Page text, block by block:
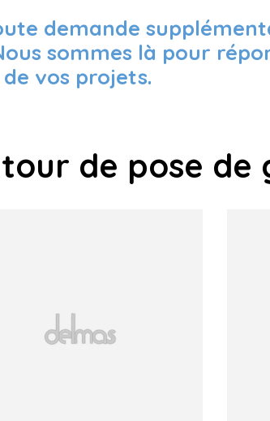
demande
sommes là pour
vos projets.
de pose